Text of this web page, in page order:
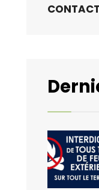
CONTACT